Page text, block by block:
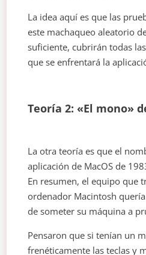
La idea aquí es que las
este machaqueo aleatorio
suficiente, cubrirán todas
que se enfrentará la
Teoría 2: «El mono»
La otra teoría es que el
aplicación de MacOS de
En resumen, el equipo que
ordenador Macintosh
de someter su máquina a
Pensaron que si tenían un
frenéticamente las teclas y